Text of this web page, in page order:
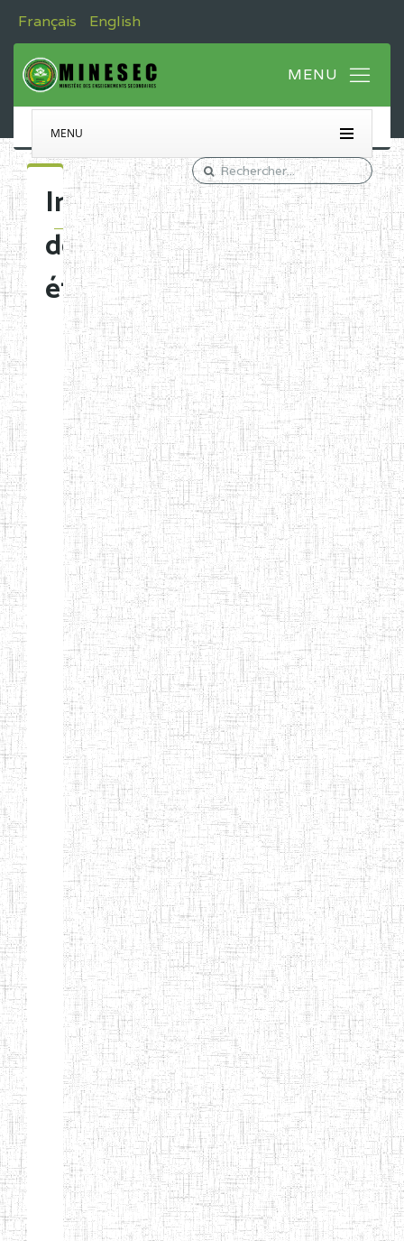
Français English
MENU
Immatriculation
des
établissements
Etablissements
d'enseignement
normal
ENI
Chercher:
Effacer les filtres
Denomination
Type
Nature
Arrondissement
Denomination Création Type
ENIEG LES
MOINILLONS
25/09/1995 ENIEG Privé
ENPIEG
BILINGUE
MAGAWATI
10/10/2013 ENIEG Privé